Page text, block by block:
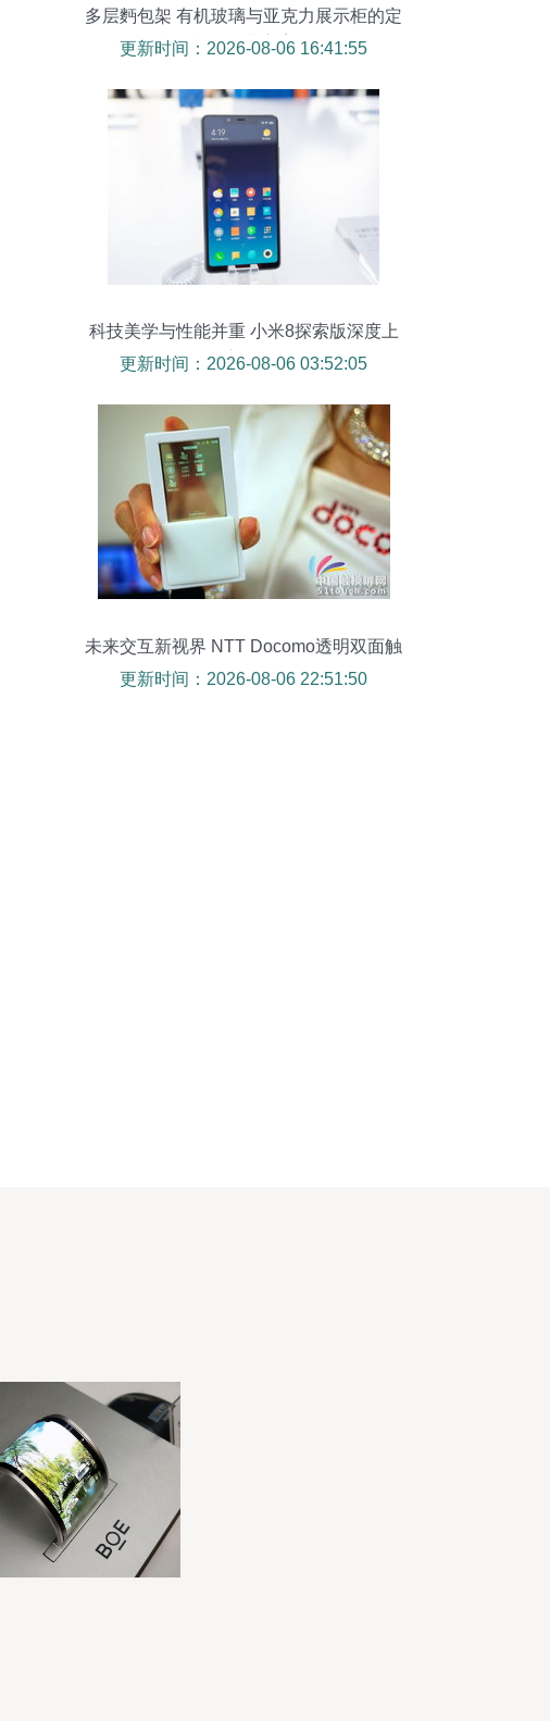
多层麪包架 有机玻璃与亚克力展示柜的定
制化解决方案
更新时间：2026-08-06 16:41:55
科技美学与性能并重 小米8探索版深度上
手体验
更新时间：2026-08-06 03:52:05
未来交互新视界 NTT Docomo透明双面触
摸屏样机解析
更新时间：2026-08-06 22:51:50